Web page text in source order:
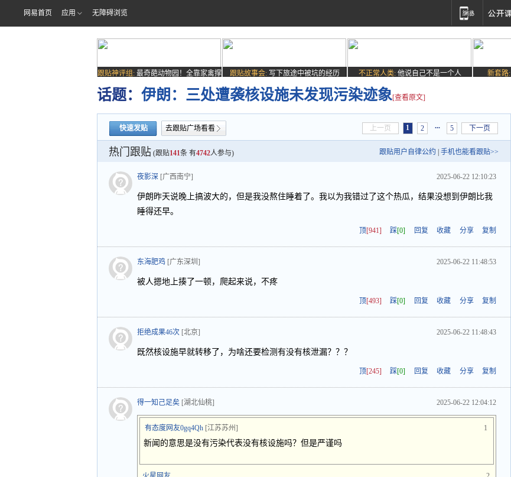
网易首页 应用 无障碍浏览
跟贴神评组: 最奇葩动物园！全靠家禽撑
场子
跟贴故事会: 写下旅途中被坑的经历 不正常人类: 他说自己不是一个人 新套路:
话题： 伊朗：三处遭袭核设施未发现污染迹象[查看原文]
快速发贴 去跟贴广场看看 上一页 1 2 ... 5 下一页
热门跟贴 (跟贴141条 有4742人参与) 跟贴用户自律公约 手机也能看跟贴>>
夜影深 [广西南宁] 2025-06-22 12:10:23
伊朗昨天说晚上搞波大的，但是我没熬住睡着了。我以为我错过了这个热瓜，结果没想到伊朗比我
睡得还早。
顶[941] 踩[0] 回复 收藏 分享 复制
东海肥鸡 [广东深圳] 2025-06-22 11:48:53
被人摁地上揍了一顿，爬起来说，不疼
顶[493] 踩[0] 回复 收藏 分享 复制
拒绝成果46次 [北京] 2025-06-22 11:48:43
既然核设施早就转移了，为啥还要检测有没有核泄漏？？？
顶[245] 踩[0] 回复 收藏 分享 复制
得一知己足矣 [湖北仙桃] 2025-06-22 12:04:12
有态度网友0gq4Qh [江苏苏州] 1
新闻的意思是没有污染代表没有核设施吗？但是严谨吗